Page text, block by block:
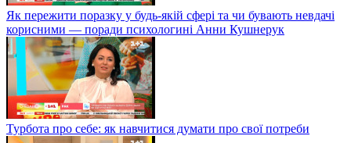
Як пережити поразку у будь-якій сфері та чи бувають невдачі
корисними — поради психологині Анни Кушнерук
Турбота про себе: як навчитися думати про свої потреби